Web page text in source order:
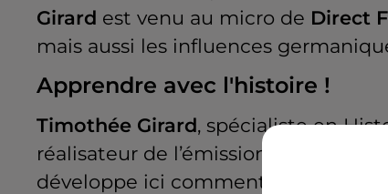
Girard est venu au micro de Direct
mais aussi les influences
Apprendre avec l'histoire !
Timothée Girard, spécialiste en
réalisateur de l’émission Destination
développe ici comment